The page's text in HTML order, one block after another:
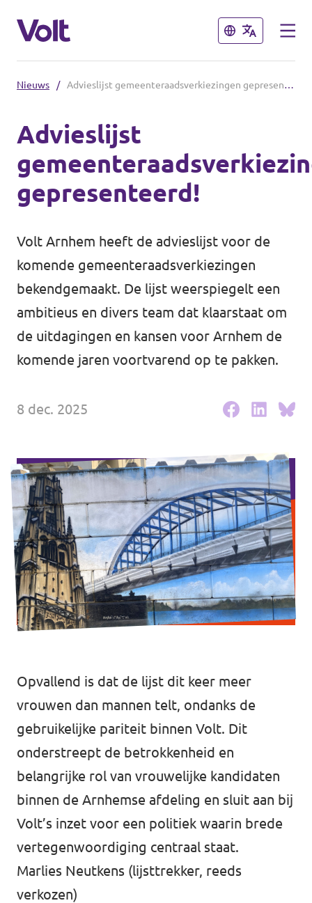
Sluiten
Volt Arnhem
Volt Nijmegen
Volt Achterhoek
Volt Doetinchem e.o.
Volt Zutphen e.o.
Volt Foodvalley
Volt Rheden
Volt Veluwe Noord
Volt Nederland
↗️ Overzicht alle Nederlandse afdelingen
↗️ Over de grens Noordrijn-Westfalen
Vacatures
Vacature kandidaat-Statenlid
Sluiten
Standpunten
Over Volt
Mensen
Nieuws
Agenda
Nieuwsbrieven →
Vacatures →
Nieuws / Advieslijst gemeenteraadsverkiezingen gepresenteerd!
Advieslijst
gepresenteerd!
Volt Arnhem heeft de advieslijst voor de
komende gemeenteraadsverkiezingen
bekendgemaakt. De lijst weerspiegelt een
ambitieus en divers team dat klaarstaat om
de uitdagingen en kansen voor Arnhem de
komende jaren voortvarend op te pakken.
8 dec. 2025
Opvallend is dat de lijst dit keer meer
vrouwen dan mannen telt, ondanks de
gebruikelijke pariteit binnen Volt. Dit
onderstreept de betrokkenheid en
belangrijke rol van vrouwelijke kandidaten
binnen de Arnhemse afdeling en sluit aan bij
Volt’s inzet voor een politiek waarin brede
vertegenwoordiging centraal staat.
Marlies Neutkens (lijsttrekker, reeds
verkozen)